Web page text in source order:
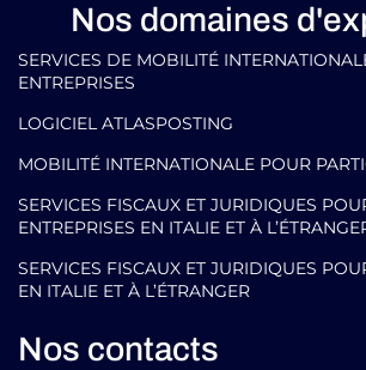
Nos domaines
SERVICES DE MOBILITÉ
ENTREPRISES
LOGICIEL ATLASPOSTING
MOBILITÉ INTERNATIONALE POUR
SERVICES FISCAUX ET JURIDIQUES
ENTREPRISES EN ITALIE ET À
SERVICES FISCAUX ET JURIDIQUES
EN ITALIE ET À L’ÉTRANGER
Nos contacts